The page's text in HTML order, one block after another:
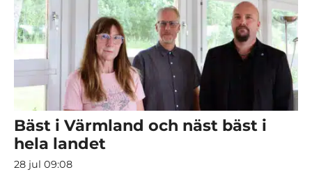
Bäst i Värmland och näst bäst i
hela landet
28 jul 09:08